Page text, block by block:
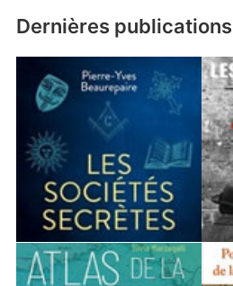
Dernières publications